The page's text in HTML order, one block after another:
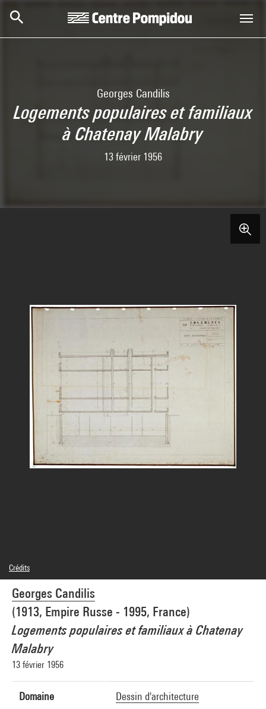
Georges Candilis
Logements populaires et familiaux
à Chatenay Malabry
13 février 1956
Georges Candilis
(1913, Empire Russe - 1995, France)
Logements populaires et familiaux à Chatenay
Malabry
13 février 1956
Domaine Dessin d'architecture
Crédits
© Georges Candilis
Crédit photographique : Centre Pompidou, MNAM-CCI/Georges Meguerditchian/Dist.
GrandPalaisRmn
Réf. image : 4F30957 [2002 CX 3141]
Diffusion image :GrandPalaisRmnPhoto